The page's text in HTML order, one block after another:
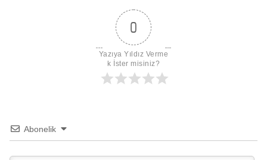
0
Yazıya Yıldız Verme
k İster misiniz?
Abonelik